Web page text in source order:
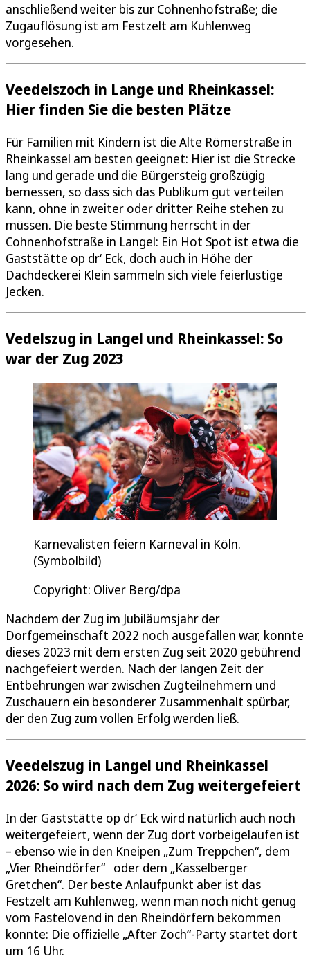
anschließend weiter bis zur Cohnenhofstraße; die
Zugauflösung ist am Festzelt am Kuhlenweg
vorgesehen.
Veedelszoch in Lange und Rheinkassel:
Hier finden Sie die besten Plätze
Für Familien mit Kindern ist die Alte Römerstraße in
Rheinkassel am besten geeignet: Hier ist die Strecke
lang und gerade und die Bürgersteig großzügig
bemessen, so dass sich das Publikum gut verteilen
kann, ohne in zweiter oder dritter Reihe stehen zu
müssen. Die beste Stimmung herrscht in der
Cohnenhofstraße in Langel: Ein Hot Spot ist etwa die
Gaststätte op dr‘ Eck, doch auch in Höhe der
Dachdeckerei Klein sammeln sich viele feierlustige
Jecken.
Vedelszug in Langel und Rheinkassel: So
war der Zug 2023
Karnevalisten feiern Karneval in Köln.
(Symbolbild)
Copyright: Oliver Berg/dpa
Nachdem der Zug im Jubiläumsjahr der
Dorfgemeinschaft 2022 noch ausgefallen war, konnte
dieses 2023 mit dem ersten Zug seit 2020 gebührend
nachgefeiert werden. Nach der langen Zeit der
Entbehrungen war zwischen Zugteilnehmern und
Zuschauern ein besonderer Zusammenhalt spürbar,
der den Zug zum vollen Erfolg werden ließ.
Veedelszug in Langel und Rheinkassel
2026: So wird nach dem Zug weitergefeiert
In der Gaststätte op dr‘ Eck wird natürlich auch noch
weitergefeiert, wenn der Zug dort vorbeigelaufen ist
– ebenso wie in den Kneipen „Zum Treppchen“, dem
„Vier Rheindörfer“ oder dem „Kasselberger
Gretchen“. Der beste Anlaufpunkt aber ist das
Festzelt am Kuhlenweg, wenn man noch nicht genug
vom Fastelovend in den Rheindörfern bekommen
konnte: Die offizielle „After Zoch“-Party startet dort
um 16 Uhr.